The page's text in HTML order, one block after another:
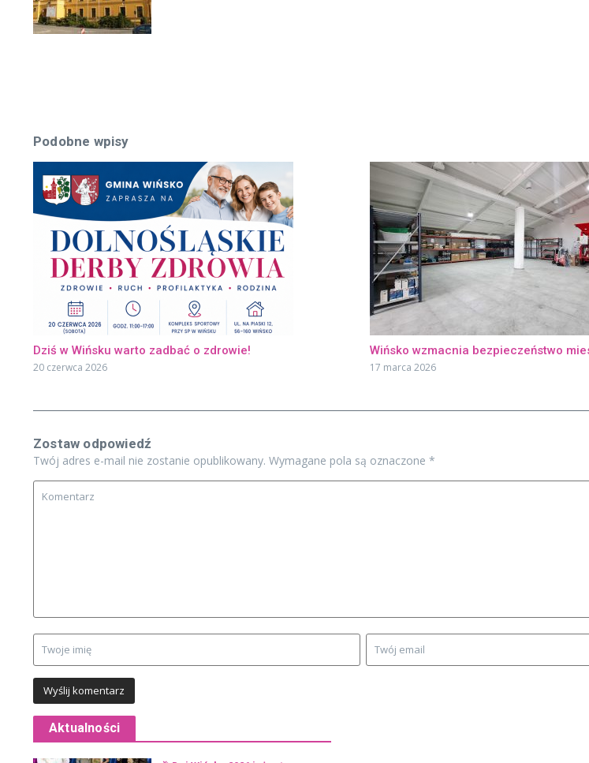
Podobne wpisy
Dziś w Wińsku warto zadbać o zdrowie!
20 czerwca 2026
Wińsko wzmacnia bezpieczeństwo
17 marca 2026
Zostaw odpowiedź
Twój adres e-mail nie zostanie opublikowany. Wymagane pola są oznaczone *
Aktualności